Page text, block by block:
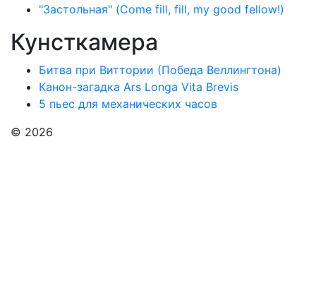
"Застольная" (Come fill, fill, my good fellow!)
Кунсткамера
Битва при Виттории (Победа Веллингтона)
Канон-загадка Ars Longa Vita Brevis
5 пьес для механических часов
© 2026